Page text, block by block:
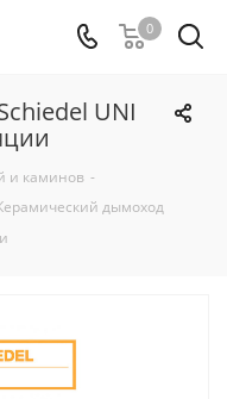
0
UNI
и каминов -
дымоход